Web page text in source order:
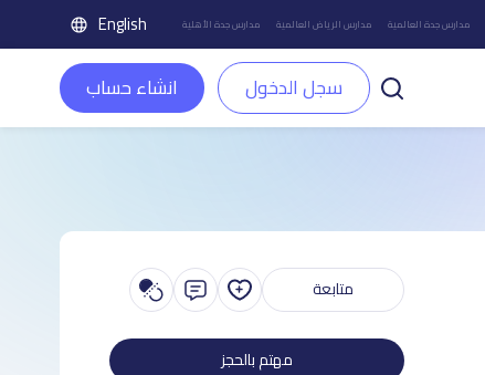
مدارس جدة العالمية مدارس الرياض العالمية مدارس جدة الأهلية English
سجل الدخول انشاء حساب
متابعة
مهتم بالحجز